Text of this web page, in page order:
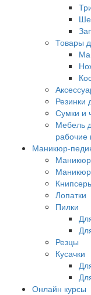
Товары
Резинки
Сумки и
Мебель
рабочие
Маникюр-
Лопатки
Пилки
Резцы
Кусачки
Онлайн курсы